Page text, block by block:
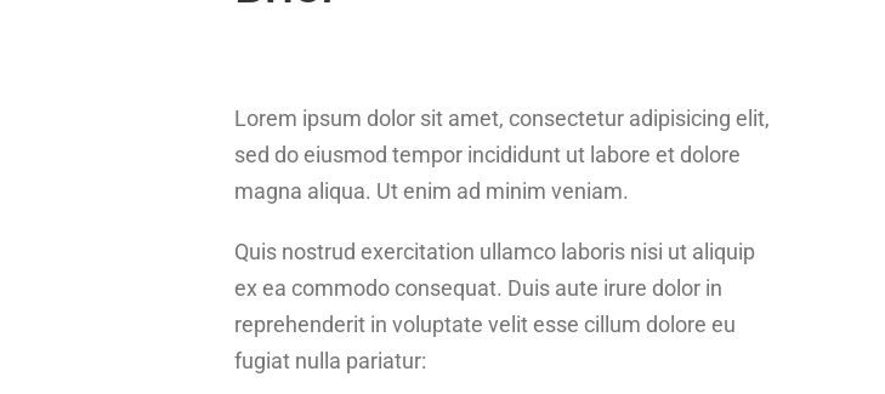
Lorem ipsum dolor sit amet, consectetur adipisicing elit,
sed do eiusmod tempor incididunt ut labore et dolore
magna aliqua. Ut enim ad minim veniam.
Quis nostrud exercitation ullamco laboris nisi ut aliquip
ex ea commodo consequat. Duis aute irure dolor in
reprehenderit in voluptate velit esse cillum dolore eu
fugiat nulla pariatur: